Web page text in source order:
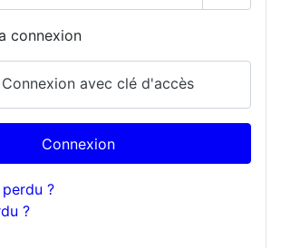
connexion
Connexion avec clé d'accès
Connexion
?
?